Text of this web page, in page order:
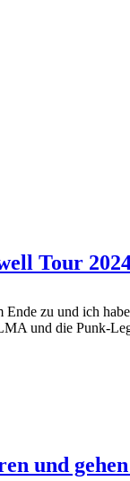
Tour
zu und ich
und die Punk-
und